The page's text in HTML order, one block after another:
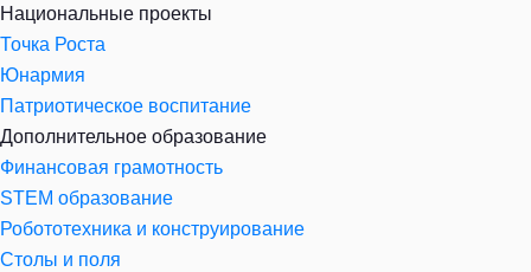
Национальные проекты
Точка Роста
Юнармия
Патриотическое воспитание
Дополнительное образование
Финансовая грамотность
STEM образование
Робототехника и конструирование
Столы и поля